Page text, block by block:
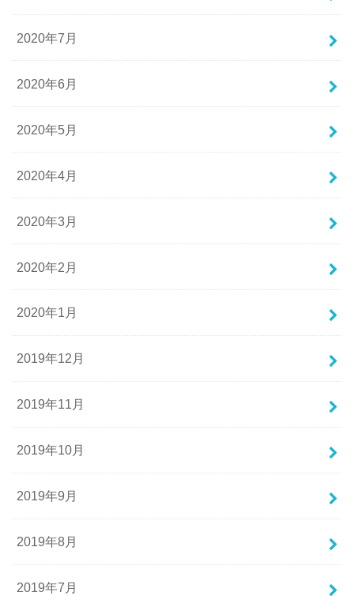
2020年7月
2020年6月
2020年5月
2020年4月
2020年3月
2020年2月
2020年1月
2019年12月
2019年11月
2019年10月
2019年9月
2019年8月
2019年7月